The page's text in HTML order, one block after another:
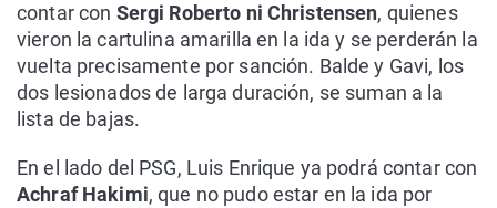
contar con Sergi Roberto ni Christensen, quienes
vieron la cartulina amarilla en la ida y se perderán la
vuelta precisamente por sanción. Balde y Gavi, los
dos lesionados de larga duración, se suman a la
lista de bajas.
En el lado del PSG, Luis Enrique ya podrá contar con
Achraf Hakimi, que no pudo estar en la ida por